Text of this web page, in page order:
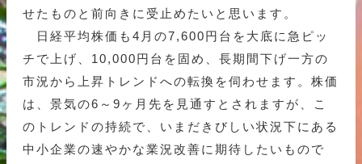
せたものと前向きに受止めたいと思います。
日経平均株価も4月の7,600円台を大底に急ピッ
チで上げ、10,000円台を固め、長期間下げ一方の
市況から上昇トレンドへの転換を伺わせます。株価
は、景気の6～9ヶ月先を見通すとされますが、こ
のトレンドの持続で、いまだきびしい状況下にある
中小企業の速やかな業況改善に期待したいもので